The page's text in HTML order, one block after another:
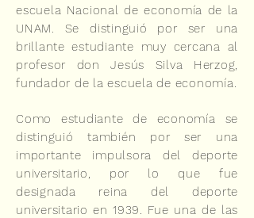
escuela Nacional de economía de la
UNAM. Se distinguió por ser una
brillante estudiante muy cercana al
profesor don Jesús Silva Herzog,
fundador de la escuela de economía.
Como estudiante de economía se
distinguió también por ser una
importante impulsora del deporte
universitario, por lo que fue
designada reina del deporte
universitario en 1939. Fue una de las